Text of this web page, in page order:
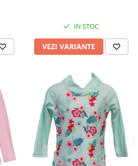
IN STOC
VEZI VARIANTE